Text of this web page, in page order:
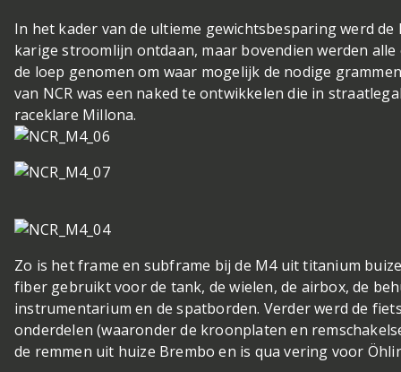
In het kader van de ultieme gewichtsbesparing werd
karige stroomlijn ontdaan, maar bovendien werden
de loep genomen om waar mogelijk de nodige
van NCR was een naked te ontwikkelen die in
raceklare Millona.
Zo is het frame en subframe bij de M4 uit titanium
fiber gebruikt voor de tank, de wielen, de airbox, de
instrumentarium en de spatborden. Verder werd de
onderdelen (waaronder de kroonplaten en
de remmen uit huize Brembo en is qua vering voor